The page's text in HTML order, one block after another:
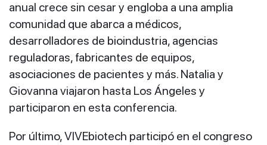
anual crece sin cesar y engloba a una amplia
comunidad que abarca a médicos,
desarrolladores de bioindustria, agencias
reguladoras, fabricantes de equipos,
asociaciones de pacientes y más. Natalia y
Giovanna viajaron hasta Los Ángeles y
participaron en esta conferencia.
Por último, VIVEbiotech participó en el congreso